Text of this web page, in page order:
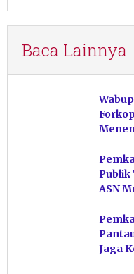
Baca Lainnya
Publik
ASN
Jaga